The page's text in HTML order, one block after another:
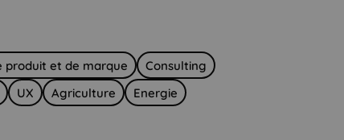
produit et de marque
Consulting
UX Agriculture Energie